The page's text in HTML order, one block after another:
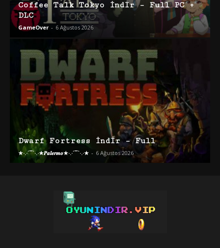
Coffee Talk Tokyo İndir – Full PC +
DLC
GameOver - 6 Ağustos 2026
Dwarf Fortress İndir – Full
★·.·´¯`·.·★𝑷𝒂𝒍𝒆𝒓𝒎𝒐★·.·´¯`·.·★ - 6 Ağustos 2026